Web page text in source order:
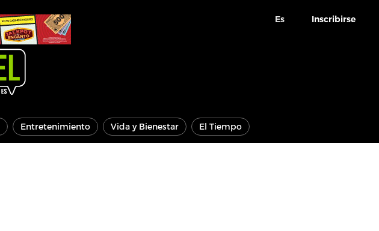
Es Inscribirse
Entretenimiento Vida y Bienestar El Tiempo